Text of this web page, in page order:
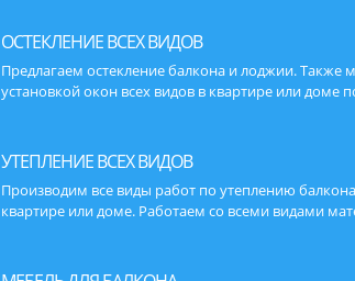
ОСТЕКЛЕНИЕ ВСЕХ ВИДОВ
Предлагаем остекление балкона и лоджии. Также
установкой окон всех видов в квартире или доме
УТЕПЛЕНИЕ ВСЕХ ВИДОВ
Производим все виды работ по утеплению
квартире или доме. Работаем со всеми видами